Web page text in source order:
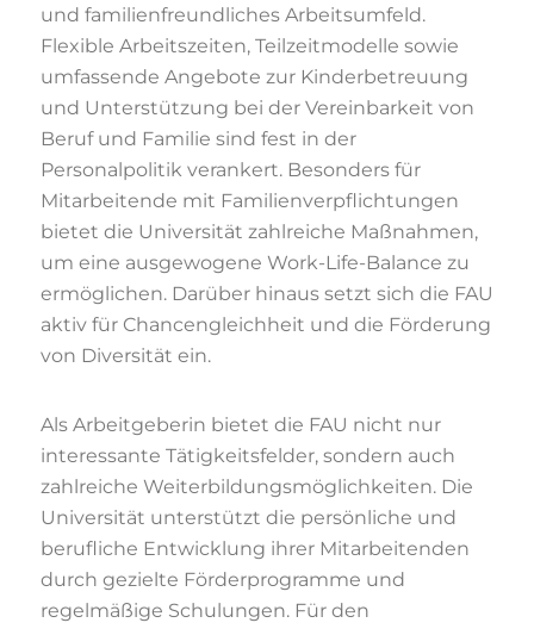
und familienfreundliches Arbeitsumfeld.
Flexible Arbeitszeiten, Teilzeitmodelle sowie
umfassende Angebote zur Kinderbetreuung
und Unterstützung bei der Vereinbarkeit von
Beruf und Familie sind fest in der
Personalpolitik verankert. Besonders für
Mitarbeitende mit Familienverpflichtungen
bietet die Universität zahlreiche Maßnahmen,
um eine ausgewogene Work-Life-Balance zu
ermöglichen. Darüber hinaus setzt sich die FAU
aktiv für Chancengleichheit und die Förderung
von Diversität ein.
Als Arbeitgeberin bietet die FAU nicht nur
interessante Tätigkeitsfelder, sondern auch
zahlreiche Weiterbildungsmöglichkeiten. Die
Universität unterstützt die persönliche und
berufliche Entwicklung ihrer Mitarbeitenden
durch gezielte Förderprogramme und
regelmäßige Schulungen. Für den